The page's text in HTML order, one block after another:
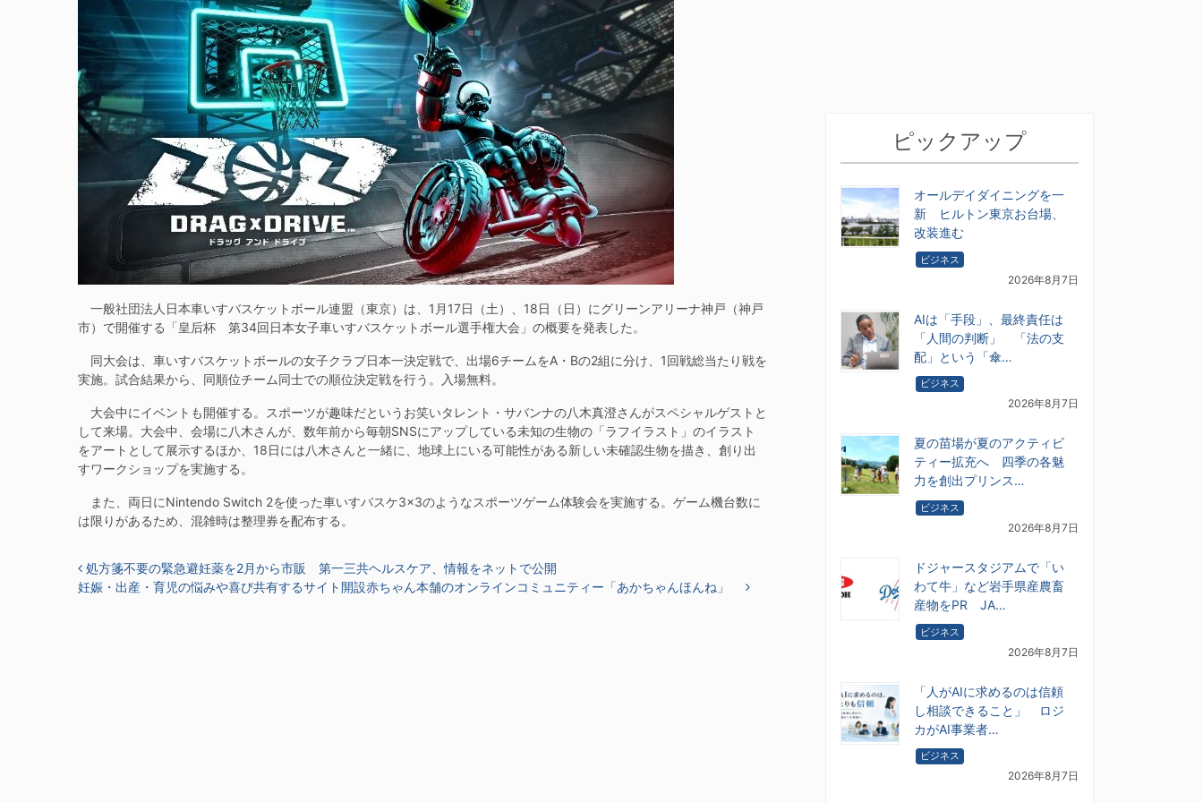
一般社団法人日本車いすバスケットボール連盟（東京）は、1月17日（土）、18日（日）にグリーンアリーナ神戸（神戸
市）で開催する「皇后杯 第34回日本女子車いすバスケットボール選手権大会」の概要を発表した。
同大会は、車いすバスケットボールの女子クラブ日本一決定戦で、出場6チームをA・Bの2組に分け、1回戦総当たり戦を
実施。試合結果から、同順位チーム同士での順位決定戦を行う。入場無料。
大会中にイベントも開催する。スポーツが趣味だというお笑いタレント・サバンナの八木真澄さんがスペシャルゲストと
して来場。大会中、会場に八木さんが、数年前から毎朝SNSにアップしている未知の生物の「ラフイラスト」のイラスト
をアートとして展示するほか、18日には八木さんと一緒に、地球上にいる可能性がある新しい未確認生物を描き、創り出
すワークショップを実施する。
また、両日にNintendo Switch 2を使った車いすバスケ3×3のようなスポーツゲーム体験会を実施する。ゲーム機台数に
は限りがあるため、混雑時は整理券を配布する。
投稿ナビゲーション
処方箋不要の緊急避妊薬を2月から市販 第一三共ヘルスケア、情報をネットで公開
妊娠・出産・育児の悩みや喜び共有するサイト開設赤ちゃん本舗のオンラインコミュニティー「あかちゃんほんね」
ピックアップ
オールデイダイニングを一
新 ヒルトン東京お台場、
改装進む
ビジネス
2026年8月7日
AIは「手段」、最終責任は
「人間の判断」 「法の支
配」という「傘…
ビジネス
2026年8月7日
夏の苗場が夏のアクティビ
ティー拡充へ 四季の各魅
力を創出プリンス…
ビジネス
2026年8月7日
ドジャースタジアムで「い
わて牛」など岩手県産農畜
産物をPR JA…
ビジネス
2026年8月7日
「人がAIに求めるのは信頼
し相談できること」 ロジ
カがAI事業者…
ビジネス
2026年8月7日